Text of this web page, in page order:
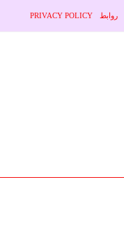
روابط PRIVACY POLICY